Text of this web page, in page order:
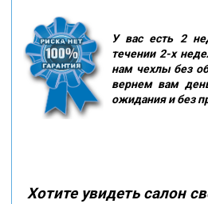
У вас есть 2
течении 2-х
нам чехлы без
вернем вам
ожидания и без
Хотите увидеть салон